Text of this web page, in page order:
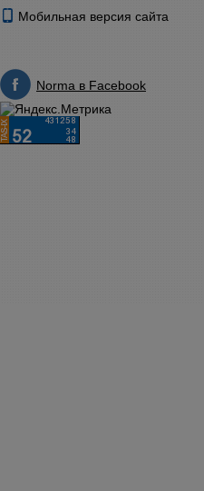
Мобильная версия сайта
Norma в Facebook